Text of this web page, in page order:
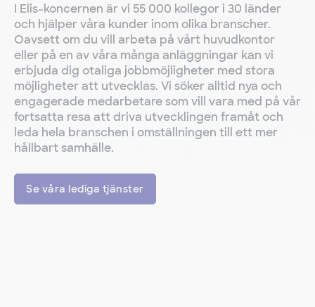
I Elis-koncernen är vi 55 000 kollegor i 30 länder
och hjälper våra kunder inom olika branscher.
Oavsett om du vill arbeta på vårt huvudkontor
eller på en av våra många anläggningar kan vi
erbjuda dig otaliga jobbmöjligheter med stora
möjligheter att utvecklas. Vi söker alltid nya och
engagerade medarbetare som vill vara med på vår
fortsatta resa att driva utvecklingen framåt och
leda hela branschen i omställningen till ett mer
hållbart samhälle.
Se våra lediga tjänster